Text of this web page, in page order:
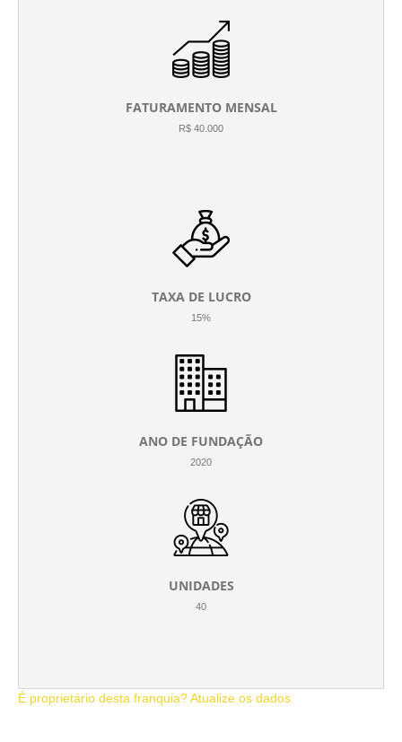
FATURAMENTO MENSAL
R$ 40.000
TAXA DE LUCRO
15%
ANO DE FUNDAÇÃO
2020
UNIDADES
40
É proprietário desta franquia? Atualize os dados